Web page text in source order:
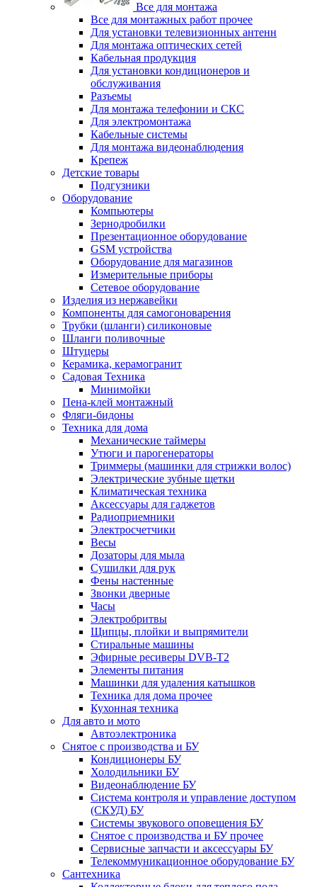
Все для монтажа
Все для монтажных работ прочее
Для установки телевизионных антенн
Для монтажа оптических сетей
Кабельная продукция
Для установки кондиционеров и
обслуживания
Разъемы
Для монтажа телефонии и СКС
Для электромонтажа
Кабельные системы
Для монтажа видеонаблюдения
Крепеж
Детские товары
Подгузники
Оборудование
Компьютеры
Зернодробилки
Презентационное оборудование
GSM устройства
Оборудование для магазинов
Измерительные приборы
Сетевое оборудование
Изделия из нержавейки
Компоненты для самогоноварения
Трубки (шланги) силиконовые
Шланги поливочные
Штуцеры
Керамика, керамогранит
Садовая Техника
Минимойки
Пена-клей монтажный
Фляги-бидоны
Техника для дома
Механические таймеры
Утюги и парогенераторы
Триммеры (машинки для стрижки волос)
Электрические зубные щетки
Климатическая техника
Аксессуары для гаджетов
Радиоприемники
Электросчетчики
Весы
Дозаторы для мыла
Сушилки для рук
Фены настенные
Звонки дверные
Часы
Электробритвы
Щипцы, плойки и выпрямители
Стиральные машины
Эфирные ресиверы DVB-T2
Элементы питания
Машинки для удаления катышков
Техника для дома прочее
Кухонная техника
Для авто и мото
Автоэлектроника
Снятое с производства и БУ
Кондиционеры БУ
Холодильники БУ
Видеонаблюдение БУ
Система контроля и управление доступом
(СКУД) БУ
Системы звукового оповещения БУ
Снятое с производства и БУ прочее
Сервисные запчасти и аксессуары БУ
Телекоммуникационное оборудование БУ
Сантехника